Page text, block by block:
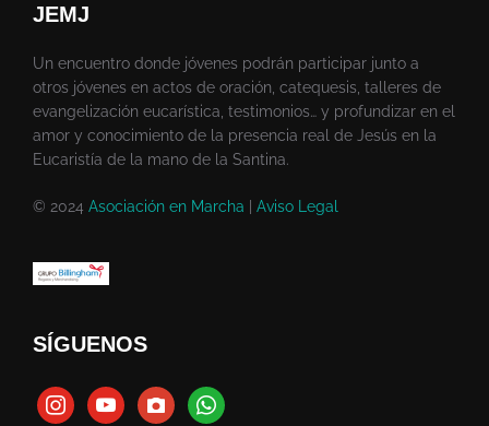
JEMJ
Un encuentro donde jóvenes podrán participar junto a
otros jóvenes en actos de oración, catequesis, talleres de
evangelización eucarística, testimonios… y profundizar en el
amor y conocimiento de la presencia real de Jesús en la
Eucaristía de la mano de la Santina.
© 2024 Asociación en Marcha Aviso Legal
SÍGUENOS